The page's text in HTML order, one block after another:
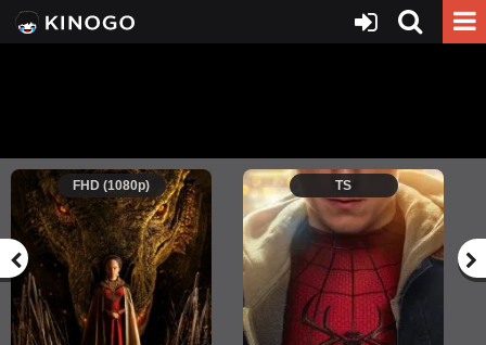
FHD (1080p) TS